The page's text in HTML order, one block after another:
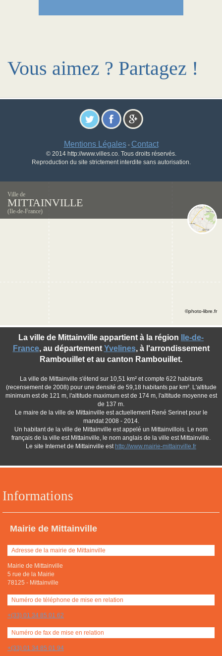
Vous aimez ? Partagez !
Mentions Légales- Contact
© 2014 http://www.villes.co. Tous droits réservés.
Reproduction du site strictement interdite sans autorisation.
Ville de
MITTAINVILLE
(Ile-de-France)
Informations
Mairie de Mittainville
Adresse de la mairie de Mittainville
Mairie de Mittainville
5 rue de la Mairie
78125 - Mittainville
Numéro de téléphone de mise en relation
+(33) 01 34 85 01 62
Numéro de fax de mise en relation
+(33) 01 34 85 01 94
La ville de Mittainville appartient à la région
Ile-de-
France, au département Yvelines, à l'arrondissement
Rambouillet et au canton Rambouillet.
La ville de Mittainville s'étend sur 10,51 km² et compte 622 habitants
(recensement de 2008) pour une densité de 59,18 habitants par km². L'altitude
minimum est de 121 m, l'altitude maximum est de 174 m, l'altitude moyenne est
de 137 m.
Le maire de la ville de Mittainville est actuellement René Serinet pour le
mandat 2008 - 2014.
Un habitant de la ville de Mittainville est appelé un Mittainvillois. Le nom
français de la ville est Mittainville, le nom anglais de la ville est Mittainville.
Le site Internet de Mittainville est http://www.mairie-mittainville.fr
©photo-libre.fr